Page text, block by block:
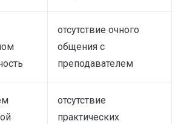
отсутствие очного
общения с
преподавателем
отсутствие
практических